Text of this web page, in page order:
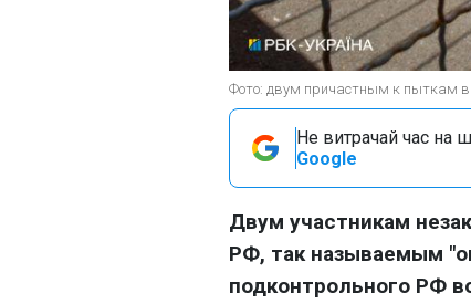
Фото: двум причастным к пыткам в
Не витрачай час на
Google
Двум участникам
РФ, так называемым
подконтрольного РФ